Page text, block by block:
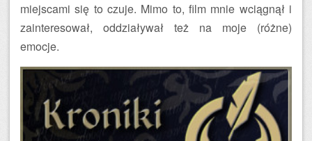
miejscami się to czuje. Mimo to, film mnie wciągnął i
zainteresował, oddziaływał też na moje (różne)
emocje.